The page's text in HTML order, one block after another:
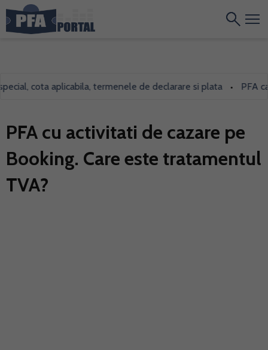
cota aplicabila, termenele de declarare si plata • PFA
PFA cu activitati de cazare pe
Booking. Care este tratamentul
TVA?